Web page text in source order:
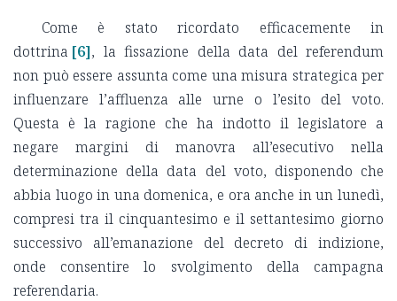
Come è stato ricordato efficacemente in
dottrina [6], la fissazione della data del referendum
non può essere assunta come una misura strategica per
influenzare l’affluenza alle urne o l’esito del voto.
Questa è la ragione che ha indotto il legislatore a
negare margini di manovra all’esecutivo nella
determinazione della data del voto, disponendo che
abbia luogo in una domenica, e ora anche in un lunedì,
compresi tra il cinquantesimo e il settantesimo giorno
successivo all’emanazione del decreto di indizione,
onde consentire lo svolgimento della campagna
referendaria.